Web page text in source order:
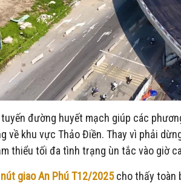
đường huyết mạch giúp các
về khu vực Thảo Điền. Thay vì phải
thiểu tối đa tình trạng ùn tắc vào giờ
giao An Phú T12/2025cho thấy toàn